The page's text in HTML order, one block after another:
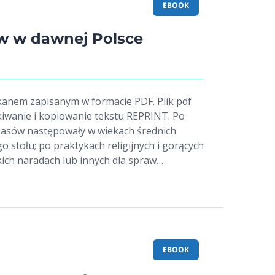
z Persami gotował się, Himnowie Naród
się przez Morze Azowskie, rzucili
z tey strony Donu...
EBOOK
w dawnej Polsce
zapisanym w formacie PDF. Plik pdf
i kopiowanie tekstu REPRINT. Po
następowały w wiekach średnich
stołu; po praktykach religijnych i gorących
naradach lub innych dla spraw
towarzyskie, podsycane wesołością i
który stanowi w swych związkach
Ale sięga jeszcze głębiej w dzieje
EBOOK